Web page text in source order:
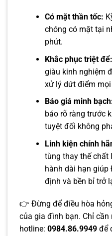
Có mặt thần tốc:
chóng có mặt tại
phút.
Khắc phục triệt để:
giàu kinh nghiệm
xử lý dứt điểm
Báo giá minh
báo rõ ràng trước
tuyệt đối không
Linh kiện chính
tùng thay thế chất
hành dài hạn giúp
định và bền bỉ trở
👉 Đừng để điều hòa
của gia đình bạn. Chỉ
hotline: 0984.86.9949 để